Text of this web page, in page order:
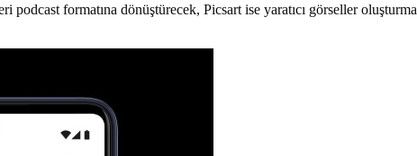
formatına dönüştürecek, Picsart ise yaratıcı görseller